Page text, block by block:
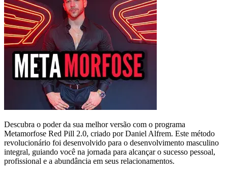
Descubra o poder da sua melhor versão com o programa
Metamorfose Red Pill 2.0, criado por Daniel Alfrem. Este método
revolucionário foi desenvolvido para o desenvolvimento masculino
integral, guiando você na jornada para alcançar o sucesso pessoal,
profissional e a abundância em seus relacionamentos.